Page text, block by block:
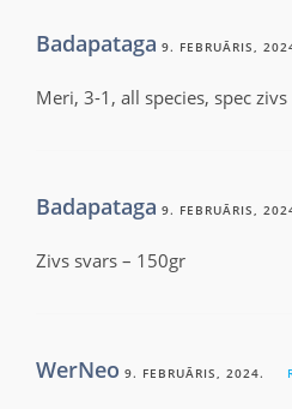
Badapataga 9. FEBRUĀRIS,
Meri, 3-1, all species, spec
Badapataga 9. FEBRUĀRIS,
Zivs svars – 150gr
WerNeo 9. FEBRUĀRIS, 2024.